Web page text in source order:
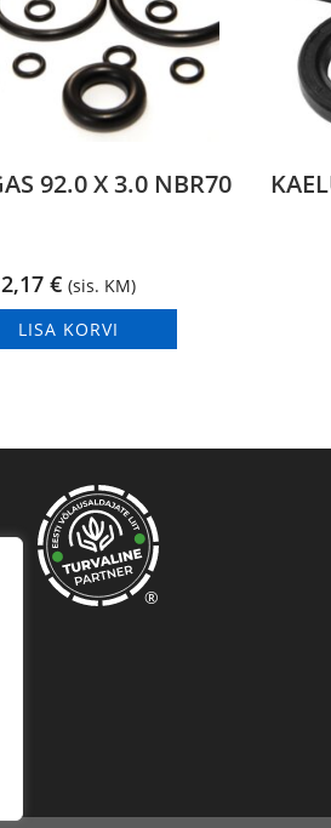
92.0 X 3.0 NBR70
2,17 € (sis. KM)
LISA KORVI
®